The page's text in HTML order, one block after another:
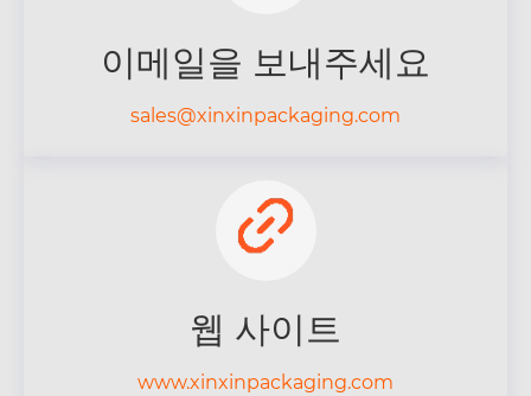
이메일을 보내주세요
sales@xinxinpackaging.com
웹 사이트
www.xinxinpackaging.com